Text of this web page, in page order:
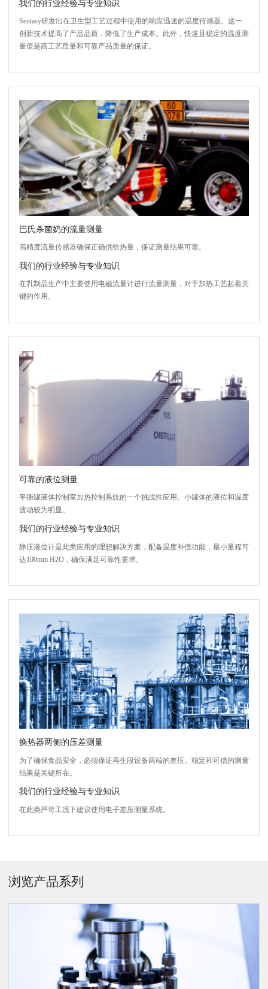
我们的行业经验与专业知识
Sentasy研发出在卫生型工艺过程中使用的响应迅速的温度传感器。这一
创新技术提高了产品品质，降低了生产成本。此外，快速且稳定的温度测
量值是高工艺质量和可靠产品质量的保证。
巴氏杀菌奶的流量测量
高精度流量传感器确保正确供给热量，保证测量结果可靠。
我们的行业经验与专业知识
在乳制品生产中主要使用电磁流量计进行流量测量，对于加热工艺起着关
键的作用。
可靠的液位测量
平衡罐液体控制室加热控制系统的一个挑战性应用。小罐体的液位和温度
波动较为明显。
我们的行业经验与专业知识
静压液位计是此类应用的理想解决方案，配备温度补偿功能，最小量程可
达100mm H2O，确保满足可靠性要求。
换热器两侧的压差测量
为了确保食品安全，必须保证再生段设备两端的差压。稳定和可信的测量
结果是关键所在。
我们的行业经验与专业知识
在此类严苛工况下建议使用电子差压测量系统。
浏览产品系列